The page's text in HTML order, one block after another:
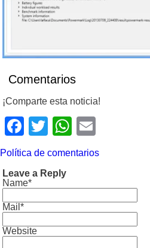
Comentarios
¡Comparte esta noticia!
Facebook
TwitterWhatsApp
Política de comentarios
Leave a Reply
Name*
Mail*
Website